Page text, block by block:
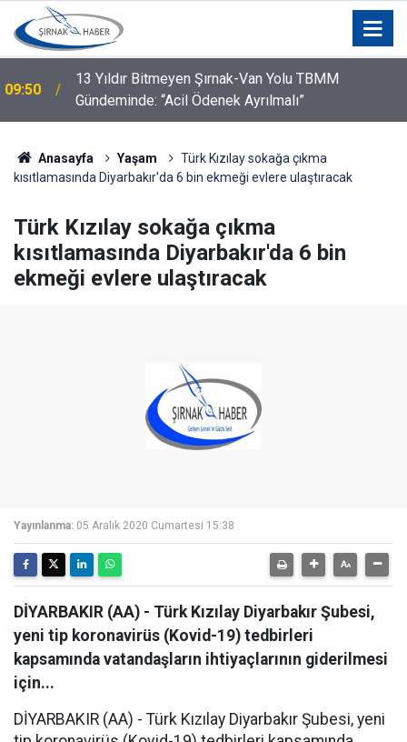
09:50
13 Yıldır Bitmeyen Şırnak-Van Yolu TBMM
Gündeminde: “Acil Ödenek Ayrılmalı”
Anasayfa Yaşam
Türk Kızılay sokağa çıkma
kısıtlamasında Diyarbakır'da 6 bin ekmeği evlere ulaştıracak
Türk Kızılay sokağa çıkma
kısıtlamasında Diyarbakır'da 6 bin
ekmeği evlere ulaştıracak
Yayınlanma: 05 Aralık 2020 Cumartesi 15:38
DİYARBAKIR (AA) - Türk Kızılay Diyarbakır Şubesi,
yeni tip koronavirüs (Kovid-19) tedbirleri
kapsamında vatandaşların ihtiyaçlarının giderilmesi
için...
DİYARBAKIR (AA) - Türk Kızılay Diyarbakır Şubesi, yeni